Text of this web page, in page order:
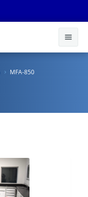
MFA-850